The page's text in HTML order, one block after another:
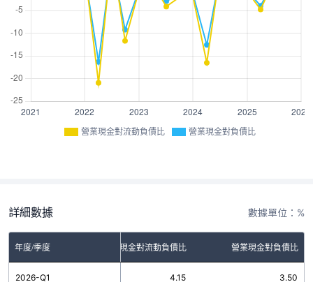
營業現金對流動負債比 營業現金對負債比
詳細數據 數據單位：%
年度/季度 營業現金對流動負債比 營業現金對負債比
2026-Q1 4.15 3.50